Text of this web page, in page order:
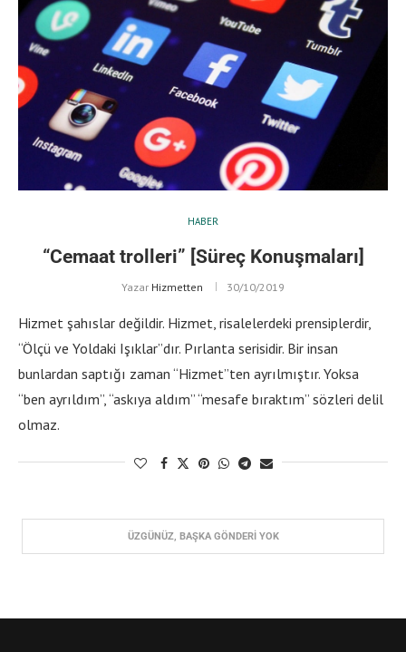
HABER
“Cemaat trolleri” [Süreç Konuşmaları]
Yazar Hizmetten 30/10/2019
Hizmet şahıslar değildir. Hizmet, risalelerdeki prensiplerdir,
“Ölçü ve Yoldaki Işıklar”dır. Pırlanta serisidir. Bir insan
bunlardan saptığı zaman “Hizmet”ten ayrılmıştır. Yoksa
“ben ayrıldım”, “askıya aldım” “mesafe bıraktım” sözleri delil
olmaz.